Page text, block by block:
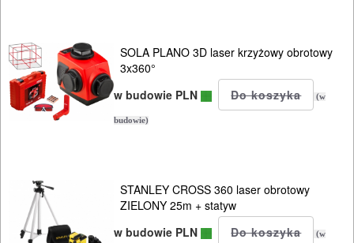
SOLA PLANO 3D laser krzyżowy obrotowy
3x360°
w budowie PLN
(w
budowie)
STANLEY CROSS 360 laser obrotowy
ZIELONY 25m + statyw
w budowie PLN
(w